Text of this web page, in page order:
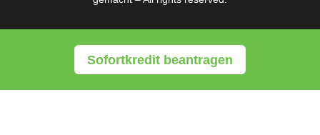
Sofortkredit beantragen